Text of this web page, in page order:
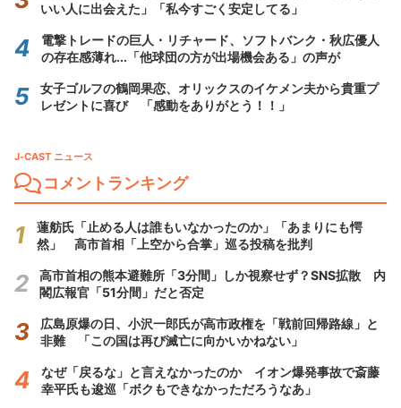
いい人に出会えた」「私今すごく安定してる」
電撃トレードの巨人・リチャード、ソフトバンク・秋広優人
の存在感薄れ...「他球団の方が出場機会ある」の声が
女子ゴルフの鶴岡果恋、オリックスのイケメン夫から貴重プ
レゼントに喜び 「感動をありがとう！！」
J-CAST ニュース
コメントランキング
蓮舫氏「止める人は誰もいなかったのか」「あまりにも愕
然」 高市首相「上空から合掌」巡る投稿を批判
高市首相の熊本避難所「3分間」しか視察せず？SNS拡散 内
閣広報官「51分間」だと否定
広島原爆の日、小沢一郎氏が高市政権を「戦前回帰路線」と
非難 「この国は再び滅亡に向かいかねない」
なぜ「戻るな」と言えなかったのか イオン爆発事故で斎藤
幸平氏も逡巡「ボクもできなかっただろうなあ」